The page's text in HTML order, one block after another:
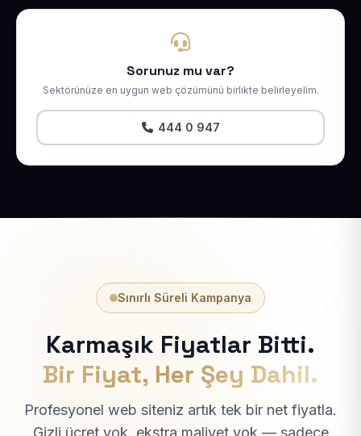
Sorunuz mu var?
Sektörünüze en uygun web çözümünü birlikte belirleyelim.
444 0 947
Sınırlı Süreli Kampanya
Karmaşık Fiyatlar Bitti.
Bir Fiyat, Her Şey Dahil.
Profesyonel web siteniz artık tek bir net fiyatla.
Gizli ücret yok, ekstra maliyet yok — sadece